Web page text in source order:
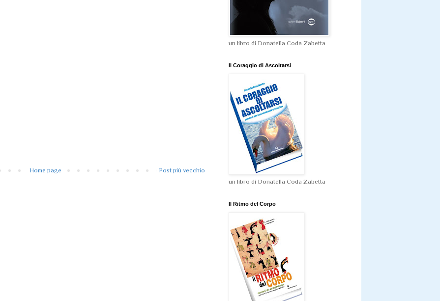
Post più vecchio
Home page
un libro di Donatella Coda Zabetta
Il Coraggio di Ascoltarsi
un libro di Donatella Coda Zabetta
Il Ritmo del Corpo